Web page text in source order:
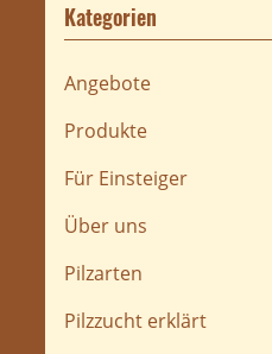
Kategorien
Angebote
Produkte
Für Einsteiger
Über uns
Pilzarten
Pilzzucht erklärt